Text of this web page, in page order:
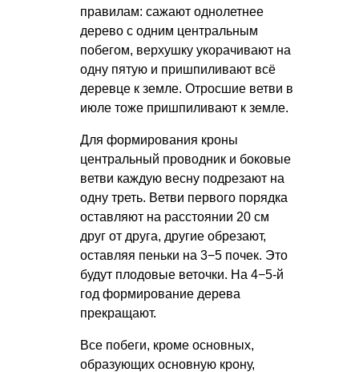
правилам: сажают однолетнее
дерево с одним центральным
побегом, верхушку укорачивают на
одну пятую и пришпиливают всё
деревце к земле. Отросшие ветви в
июле тоже пришпиливают к земле.
Для формирования кроны
центральный проводник и боковые
ветви каждую весну подрезают на
одну треть. Ветви первого порядка
оставляют на расстоянии 20 см
друг от друга, другие обрезают,
оставляя пеньки на 3−5 почек. Это
будут плодовые веточки. На 4−5-й
год формирование дерева
прекращают.
Все побеги, кроме основных,
образующих основную крону,